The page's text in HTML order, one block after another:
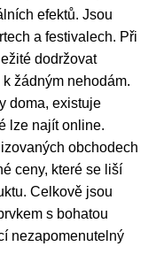
efektů. Jsou
a festivalech. Při
dodržovat
žádným nehodám.
doma, existuje
lze najít online.
obchodech
ceny, které se liší
Celkově jsou
s bohatou
nezapomenutelný